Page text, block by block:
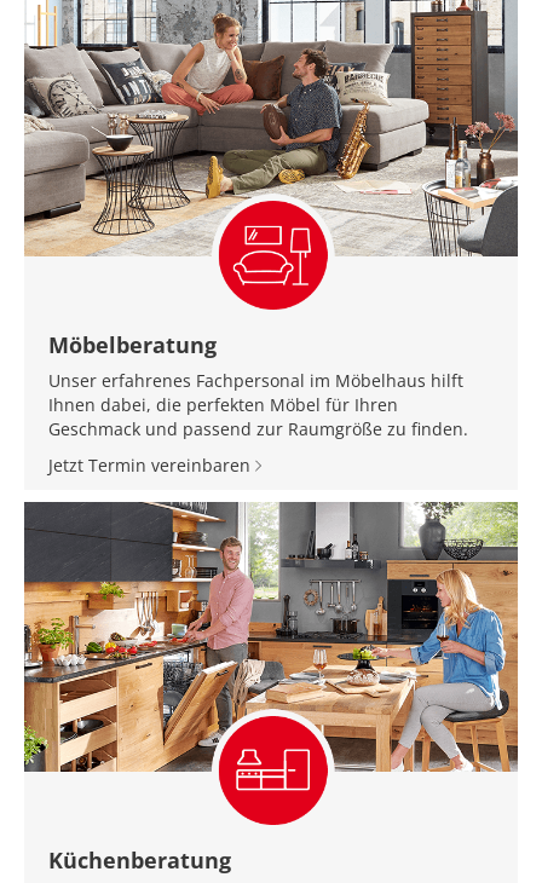
Möbelberatung
Unser erfahrenes Fachpersonal im Möbelhaus hilft
Ihnen dabei, die perfekten Möbel für Ihren
Geschmack und passend zur Raumgröße zu finden.
Jetzt Termin vereinbaren
Küchenberatung